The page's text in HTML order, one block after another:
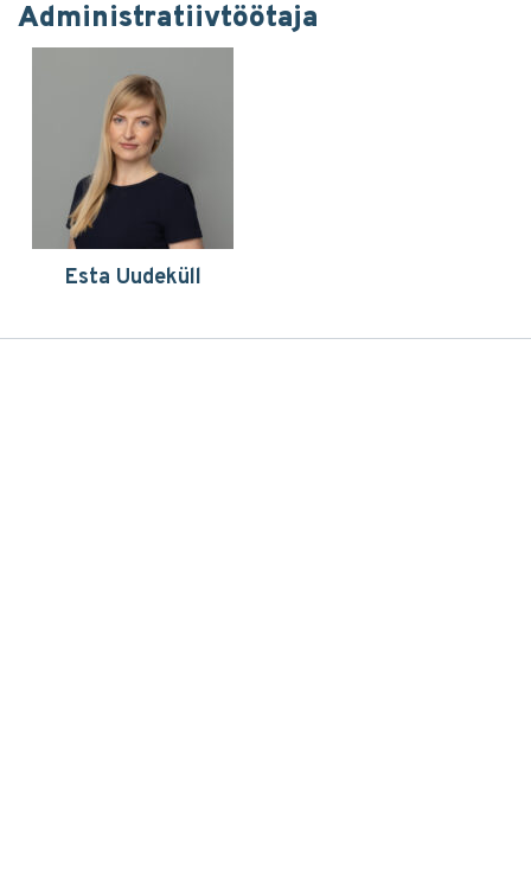
Administratiivtöötaja
Esta Uudeküll